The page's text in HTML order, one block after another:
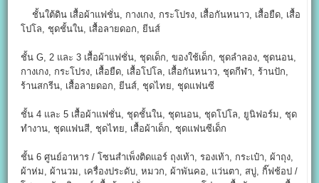
ชั้นใต้ดิน เสื้อผ้าแฟชั่น, กางเกง, กระโปรง, เสื้อกันหนาว, เสื้อยืด, เสื้อ
โปโล, ชุดชั้นใน, เสื้อลายดอก, ยีนส์
ชั้น G, 2 และ 3 เสื้อผ้าแฟชั่น, ชุดเด็ก, ของใช้เด็ก, ชุดลำลอง, ชุดนอน,
กางเกง, กระโปรง, เสื้อยืด, เสื้อโปโล, เสื้อกันหนาว, ชุดกีฬา, ร้านปัก,
ร้านสกรีน, เสื้อลายดอก, ยีนส์, ชุดไทย, ชุดแฟนซี
ชั้น 4 และ 5 เสื้อผ้าแฟชั่น, ชุดชั้นใน, ชุดนอน, ชุดโปโล, ยูนิฟอร์ม, ชุด
ทำงาน, ชุดแฟนสี, ชุดไทย, เสื้อผ้าเด็ก, ชุดแฟนซีเด็ก
ชั้น 6 ศูนย์อาหาร / โซนสำเพ็งติดแอร์ ถุงเท้า, รองเท้า, กระเป๋า, ผ้าถุง,
ผ้าห่ม, ผ้านวม, เครื่องประดับ, หมวก, ผ้าพันคอ, แว่นตา, สบู่, กิ๊ฟช้อป /